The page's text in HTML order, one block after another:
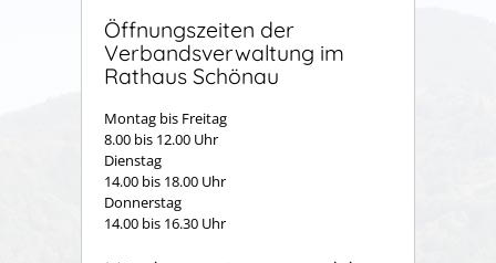
Öffnungszeiten der
Verbandsverwaltung im
Rathaus Schönau
Montag bis Freitag
8.00 bis 12.00 Uhr
Dienstag
14.00 bis 18.00 Uhr
Donnerstag
14.00 bis 16.30 Uhr